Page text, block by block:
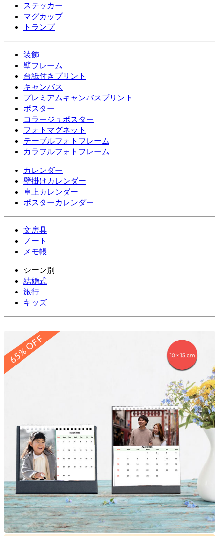
ステッカー
マグカップ
トランプ
装飾
壁フレーム
台紙付きプリント
キャンバス
プレミアムキャンバスプリント
ポスター
コラージュポスター
フォトマグネット
テーブルフォトフレーム
カラフルフォトフレーム
カレンダー
壁掛けカレンダー
卓上カレンダー
ポスターカレンダー
文房具
ノート
メモ帳
シーン別
結婚式
旅行
キッズ
65% OFF